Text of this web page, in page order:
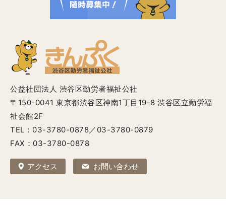
公益社団法人 渋谷区勤労者福祉公社
〒150-0041 東京都渋谷区神南1丁目19-8 渋谷区立勤労福
祉会館2F
TEL：03-3780-0878／03-3780-0879
FAX：03-3780-0878
アクセス お問い合わせ